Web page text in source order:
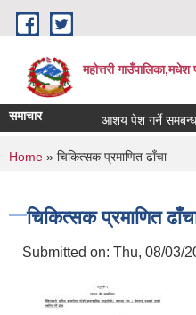
Skip to main content
महोत्तरी
समाचार आशय पेश गर्ने
You are here
Home » चिकित्सक प्रमाणित ढाँचा
चिकित्सक प्रमाणित
Submitted on: Thu, 08/03/